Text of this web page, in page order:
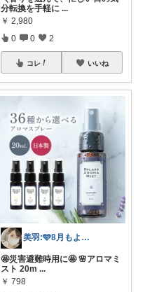
分転換を手軽に ...
￥ 2,980
0 0 2
コレ いいね
美羽:🩵8月もよろしくです🩵
🤩災害避難時用に🤩 🌸アロマミ
スト 20m ...
￥ 798